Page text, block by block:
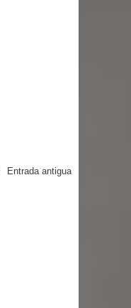
Entrada antigua